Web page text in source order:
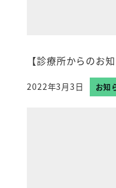
【診療所からのお
投稿日
2022年3月3日 お知